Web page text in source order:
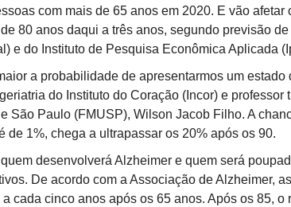
com mais de 65 anos em 2020. E vão afetar
80 anos daqui a três anos, segundo previsão
e do Instituto de Pesquisa Econômica Aplicada
a probabilidade de apresentarmos um estado
do Instituto do Coração (Incor) e professor
São Paulo (FMUSP), Wilson Jacob Filho. A
de 1%, chega a ultrapassar os 20% após os 90.
desenvolverá Alzheimer e quem será
De acordo com a Associação de Alzheimer,
cada cinco anos após os 65 anos. Após os 85, o